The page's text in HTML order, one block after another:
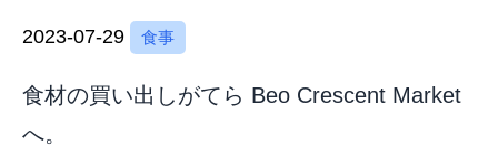
2023-07-29 食事
食材の買い出しがてら Beo Crescent Market
へ。